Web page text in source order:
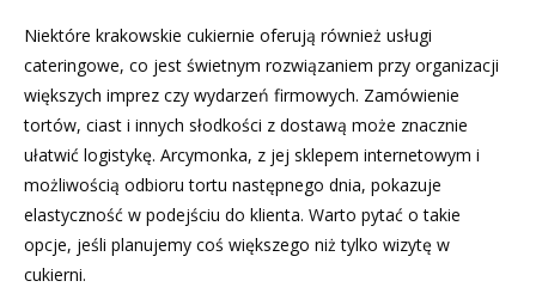
Niektóre krakowskie cukiernie oferują również usługi
cateringowe, co jest świetnym rozwiązaniem przy organizacji
większych imprez czy wydarzeń firmowych. Zamówienie
tortów, ciast i innych słodkości z dostawą może znacznie
ułatwić logistykę. Arcymonka, z jej sklepem internetowym i
możliwością odbioru tortu następnego dnia, pokazuje
elastyczność w podejściu do klienta. Warto pytać o takie
opcje, jeśli planujemy coś większego niż tylko wizytę w
cukierni.